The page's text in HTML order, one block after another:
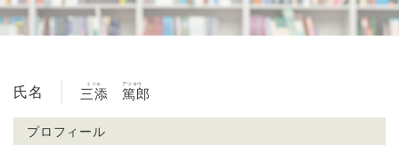
氏名 三添
ミソエ
篤郎
アツロウ
プロフィール